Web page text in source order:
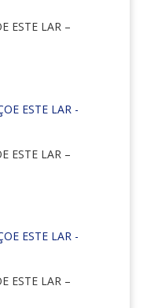
ESTE LAR –
ESTE LAR –
ESTE LAR –